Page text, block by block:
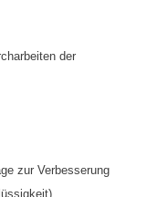
der
zur Verbesserung